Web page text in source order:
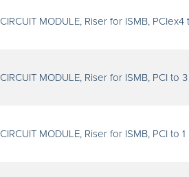
CIRCUIT MODULE, Riser for ISMB, PCIex4
CIRCUIT MODULE, Riser for ISMB, PCI to
CIRCUIT MODULE, Riser for ISMB, PCI to 1